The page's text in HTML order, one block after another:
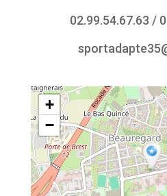
02.99.54.67.63 /
+
−